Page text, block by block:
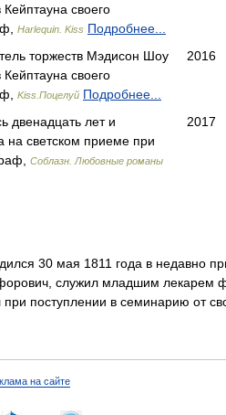
своего
Harlequin. Kiss Подробнее...
торжеств Мэдисон Шоу
своего
Kiss.Поцелуй Подробнее...
2016
двенадцать лет и
на светском приеме при
Соблазн. Любовные романы
2017
30 мая 1811 года в недавно
служил младшим лекарем
поступлении в семинарию от
на сайте